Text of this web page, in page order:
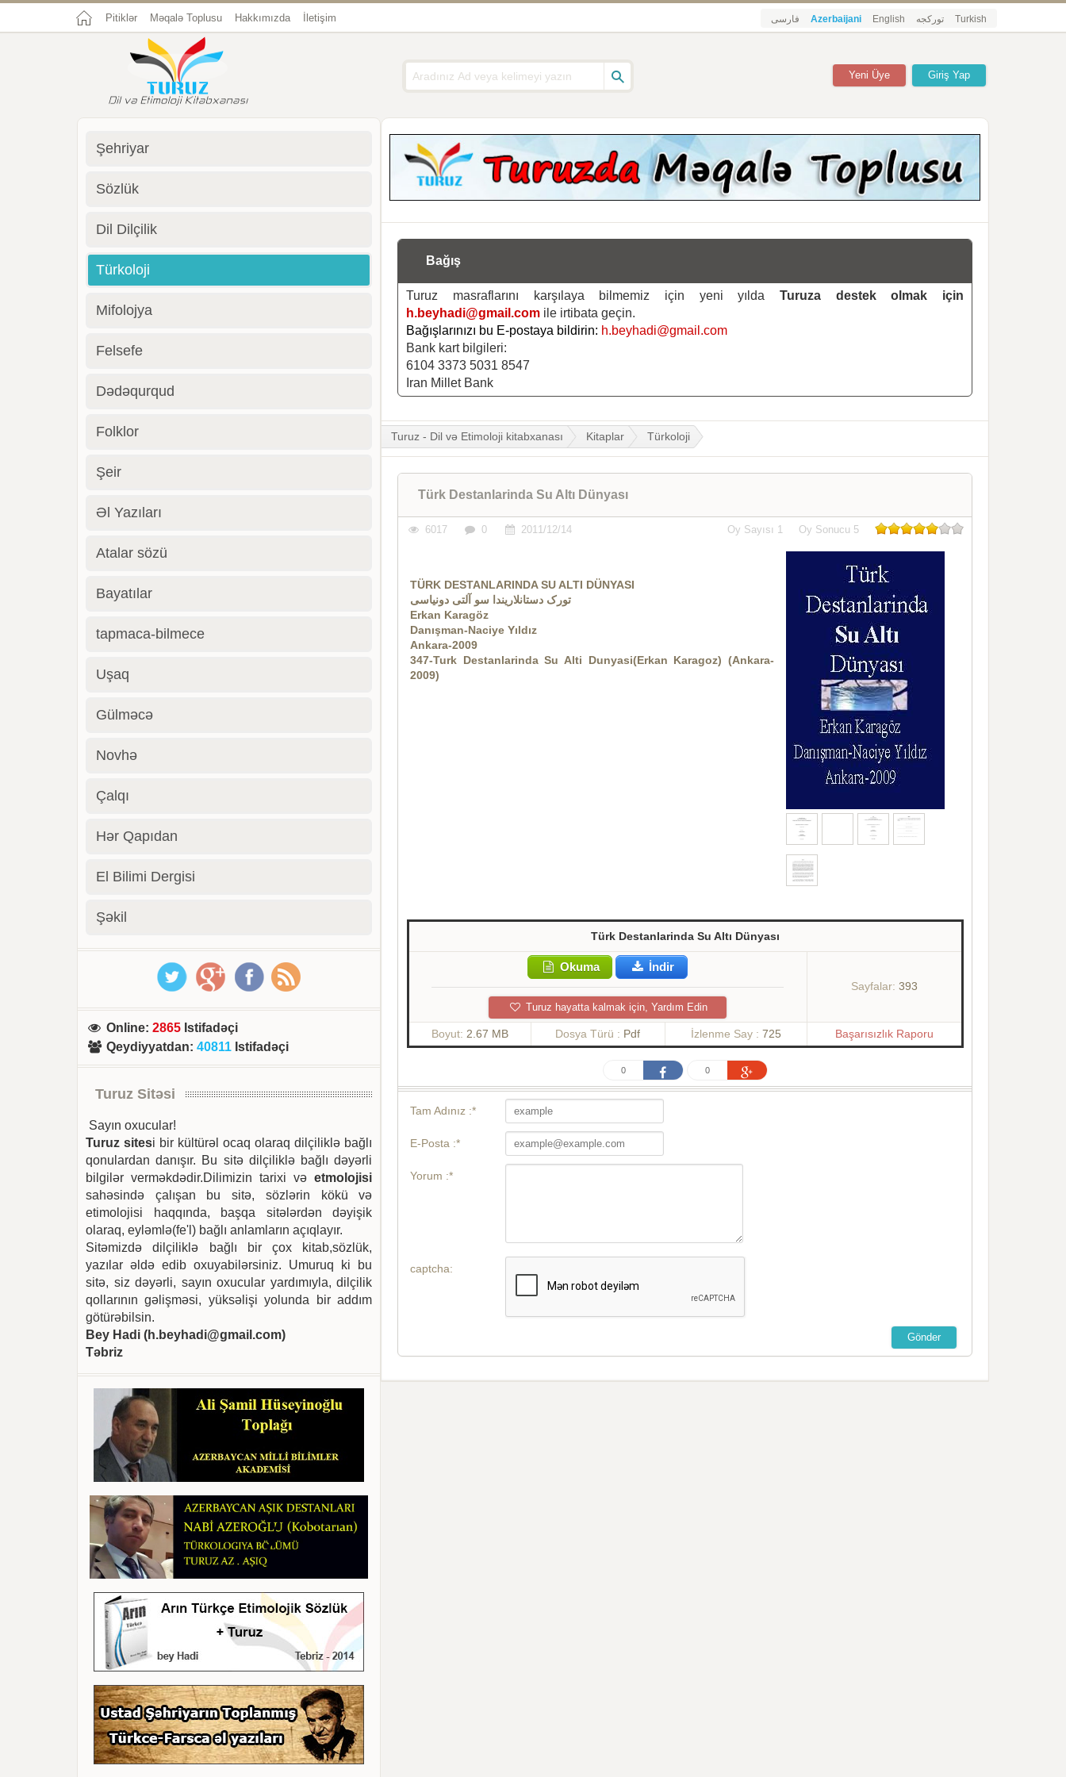
Pitiklər Məqalə Toplusu Hakkımızda İletişim فارسی Azerbaijani English تورکجه Turkish
Giriş Yap
Yeni Üye
Bağış
Turuz masraflarını karşılaya bilmemiz için yeni yıldaTuruza destek olmak için
h.beyhadi@gmail.com ile irtibata geçin.
Bağışlarınızı bu E-postaya bildirin: h.beyhadi@gmail.com
Bank kart bilgileri:
6104 3373 5031 8547
Iran Millet Bank
Turuz - Dil və Etimoloji kitabxanası Kitaplar Türkoloji
Türk Destanlarinda Su Altı Dünyası
6017 0 2011/12/14 Oy Sayısı 1 Oy Sonucu 5
TÜRK DESTANLARINDA SU ALTI DÜNYASI
تورک دستانلاریندا سو آلتی دونیاسی
Erkan Karagöz
Danışman-Naciye Yıldız
Ankara-2009
347-Turk Destanlarinda Su Alti Dunyasi(Erkan Karagoz) (Ankara-
2009)
Türk Destanlarinda Su Altı Dünyası
Okuma İndir
Turuz hayatta kalmak için, Yardım Edin
Sayfalar: 393
Boyut: 2.67 MB Dosya Türü : Pdf İzlenme Say : 725 Başarısızlık Raporu
0 0
Tam Adınız :*
E-Posta :*
Yorum :*
captcha:
Şehriyar
Sözlük
Dil Dilçilik
Türkoloji
Mifolojya
Felsefe
Dədəqurqud
Folklor
Şeir
Əl Yazıları
Atalar sözü
Bayatılar
tapmaca-bilmece
Uşaq
Gülməcə
Novhə
Çalqı
Hər Qapıdan
El Bilimi Dergisi
Şəkil
Online:2865 Istifadəçi
Qeydiyyatdan:40811 Istifadəçi
Turuz Sitəsi
Sayın oxucular!
Turuz sitesi bir kültürəl ocaq olaraq dilçiliklə bağlı
qonulardan danışır. Bu sitə dilçiliklə bağlı dəyərli
bilgilər verməkdədir.Dilimizin tarixi vəetmolojisi
sahəsində çalışan bu sitə, sözlərin kökü və
etimolojisi haqqında, başqa sitələrdən dəyişik
olaraq, eyləmlə(fe'l) bağlı anlamların açıqlayır.
Sitəmizdə dilçiliklə bağlı bir çox kitab,sözlük,
yazılar əldə edib oxuyabilərsiniz. Umuruq ki bu
sitə, siz dəyərli, sayın oxucular yardımıyla, dilçilik
qollarının gəlişməsi, yüksəlişi yolunda bir addım
götürəbilsin.
Bey Hadi (h.beyhadi@gmail.com)
Təbriz